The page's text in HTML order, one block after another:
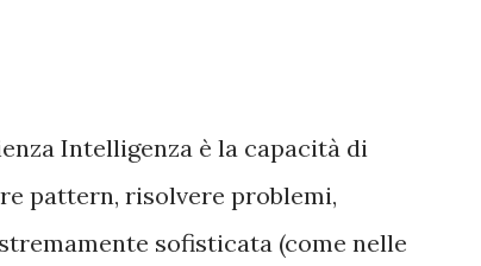
Intelligenza è la capacità di
pattern, risolvere problemi,
sofisticata (come nelle